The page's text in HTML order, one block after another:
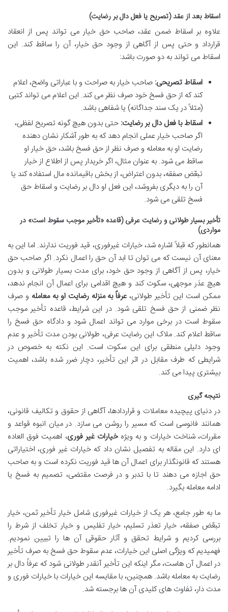
اسقاط بعد از عقد (تصریح یا فعل دال بر رضایت)
علاوه بر اسقاط ضمن عقد، صاحب حق خیار می تواند پس از انعقاد
قرارداد و حتی پس از آگاهی از وجود حق خیار، آن را ساقط کند. این
اسقاط می تواند به دو صورت باشد:
اسقاط تصریحی: صاحب خیار به صراحت و با عباراتی واضح، اعلام
کند که از حق فسخ خود صرف نظر می کند. این اعلام می تواند کتبی
(مثلاً در یک سند جداگانه) یا شفاهی باشد.
اسقاط با فعل دال بر رضایت: حتی بدون هیچ گونه تصریح لفظی،
اگر صاحب خیار عملی انجام دهد که به طور آشکار نشان دهنده
رضایت او به معامله و صرف نظر از حق فسخ باشد، حق خیار او
ساقط می شود. به عنوان مثال، اگر خریدار پس از اطلاع از خیار
تبعّض صفقه، بدون اعتراض، از بخش باقیمانده مال استفاده کند یا
آن را به دیگری بفروشد، این فعل او دال بر رضایت و اسقاط حق
فسخ تلقی می شود.
تأخیر بسیار طولانی و رضایت عرفی (قاعده «تأخیر موجب سقوط است» در
مواردی)
همانطور که قبلاً اشاره شد، خیارات غیرفوری، قید فوریت ندارند. اما این به
معنای آن نیست که می توان تا ابد آن حق را اعمال نکرد. اگر صاحب حق
خیار، پس از آگاهی از وجود حق خود، برای مدت بسیار طولانی و بدون
هیچ عذر موجهی، سکوت کند و هیچ اقدامی برای اعمال آن انجام ندهد،
ممکن است این تأخیر طولانی، عرفاً به منزله رضایت او به معامله و صرف
نظر ضمنی از حق فسخ تلقی شود. در این شرایط، قاعده تأخیر موجب
سقوط است در برخی موارد می تواند اعمال شود و دادگاه حق فسخ را
ساقط اعلام کند. ملاک این رضایت عرفی، طولانی بودن مدت تأخیر و عدم
وجود دلیلی منطقی برای این سکوت است. این نکته به خصوص در
شرایطی که طرف مقابل در اثر این تأخیر، دچار ضرر شده باشد، اهمیت
بیشتری پیدا می کند.
نتیجه گیری
در دنیای پیچیده معاملات و قراردادها، آگاهی از حقوق و تکالیف قانونی،
همانند فانوسی است که مسیر را روشن می سازد. در میان انبوه قواعد و
مقررات، شناخت خیارات و به ویژهخیارات غیر فوری، اهمیت فوق العاده
ای دارد. این مقاله به تفصیل نشان داد که خیارات غیر فوری، اختیاراتی
هستند که قانونگذار برای اعمال آن ها قید فوریت نکرده است و به صاحب
حق اجازه می دهند تا با تدبر و در فرصت مقتضی، تصمیم به فسخ یا
ادامه معامله بگیرد.
ما به طور جامع، هر یک از خیارات غیرفوری شامل خیار تأخیر ثمن، خیار
تبعّض صفقه، خیار تعذر تسلیم، خیار تفلیس و خیار تخلف از شرط را
بررسی کردیم و شرایط تحقق و آثار حقوقی آن ها را تبیین نمودیم.
فهمیدیم که ویژگی اصلی این خیارات، عدم سقوط حق فسخ به صرف تأخیر
در اعمال آن هاست، مگر اینکه این تأخیر آنقدر طولانی شود که عرفاً دال بر
رضایت به معامله باشد. همچنین، با مقایسه این خیارات با خیارات فوری و
مدت دار، تفاوت های کلیدی آن ها برجسته شد.